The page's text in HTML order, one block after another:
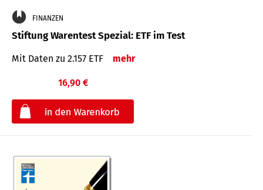
FINANZEN
Stiftung Warentest Spezial: ETF im Test
Mit Daten zu 2.157 ETF mehr
16,90 €